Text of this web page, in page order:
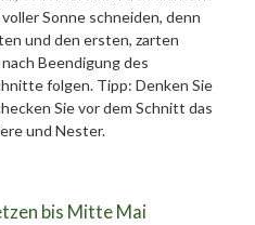
Sonne schneiden, denn
und den ersten, zarten
Beendigung des
folgen. Tipp: Denken Sie
Sie vor dem Schnitt das
und Nester.
bis Mitte Mai